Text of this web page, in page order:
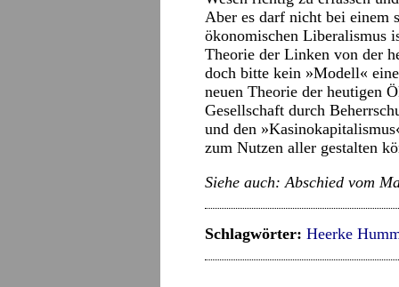
Aber es darf nicht bei einem
ökonomischen Liberalismus
Theorie der Linken von der
doch bitte kein »Modell«
neuen Theorie der heutigen
Gesellschaft durch
und den
zum Nutzen aller gestalten
Siehe auch: Abschied vom
Schlagwörter: Heerke